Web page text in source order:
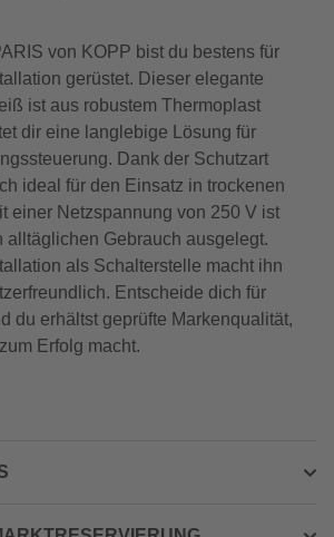
von KOPP bist du bestens für
gerüstet. Dieser elegante
ist aus robustem Thermoplast
dir eine langlebige Lösung für
Dank der Schutzart
ideal für den Einsatz in trockenen
einer Netzspannung von 250 V ist
alltäglichen Gebrauch ausgelegt.
als Schalterstelle macht ihn
Entscheide dich für
du erhältst geprüfte Markenqualität,
Erfolg macht.